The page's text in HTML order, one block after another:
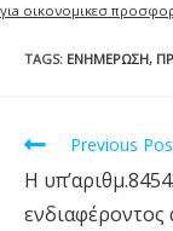
γιa οικονομικεσ
TAGS: ΕΝΗΜΈΡΩΣΗ,
Previous
Η
ενδιαφέροντος